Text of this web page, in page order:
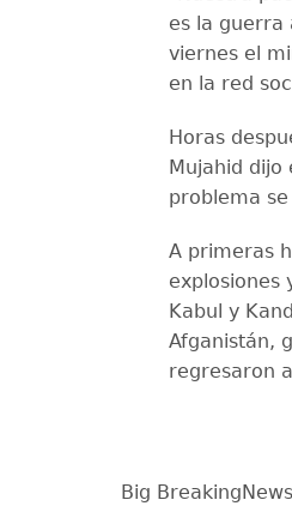
es la guerra
viernes el
en la red
Horas
Mujahid dijo
problema
A primeras
explosiones
Kabul y
Afganistán,
regresaron
Big BreakingNews